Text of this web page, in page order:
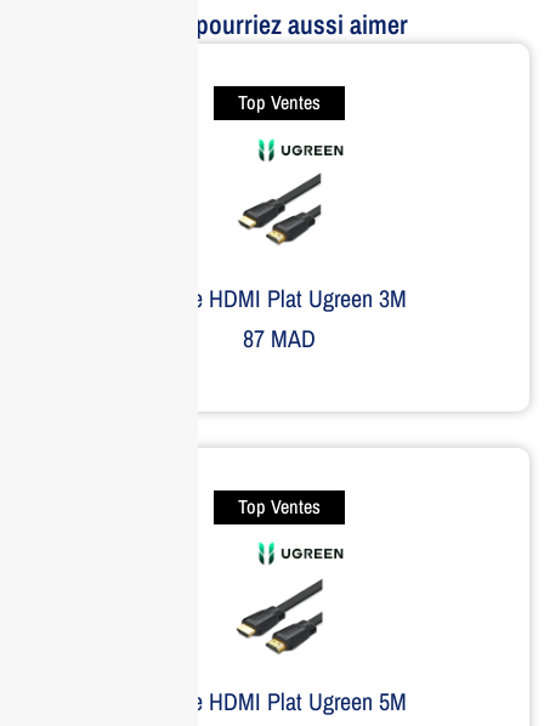
Vous pourriez aussi aimer
Top Ventes
Câble HDMI Plat Ugreen 3M
87MAD
Top Ventes
Câble HDMI Plat Ugreen 5M